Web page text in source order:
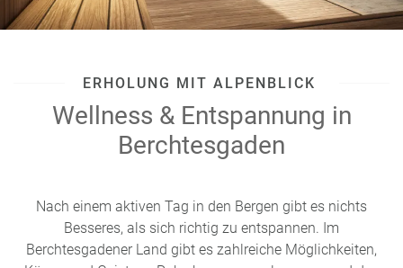
ERHOLUNG MIT ALPENBLICK
Wellness & Entspannung in
Berchtesgaden
Nach einem aktiven Tag in den Bergen gibt es nichts
Besseres, als sich richtig zu entspannen. Im
Berchtesgadener Land gibt es zahlreiche Möglichkeiten,